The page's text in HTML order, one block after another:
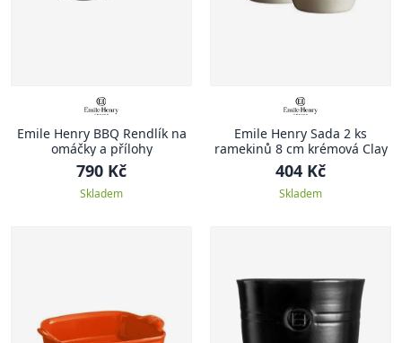
Emile Henry BBQ Rendlík na
omáčky a přílohy
790 Kč
Skladem
Emile Henry Sada 2 ks
ramekinů 8 cm krémová Clay
404 Kč
Skladem